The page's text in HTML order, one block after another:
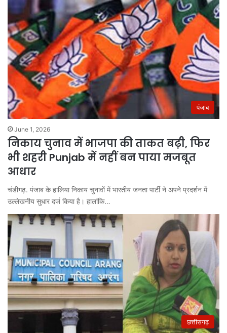
पंजाब
June 1, 2026
निकाय चुनाव में भाजपा की ताकत बढ़ी, फिर
भी शहरी Punjab में नहीं बन पाया मजबूत
आधार
चंडीगढ़. पंजाब के हालिया निकाय चुनावों में भारतीय जनता पार्टी ने अपने प्रदर्शन में
उल्लेखनीय सुधार दर्ज किया है। हालांकि…
छत्तीसगढ़